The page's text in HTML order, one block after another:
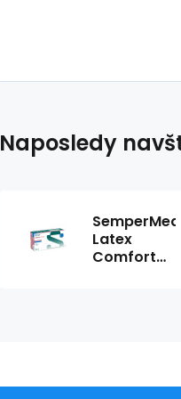
Naposledy
SemperMed
Latex
Comfort